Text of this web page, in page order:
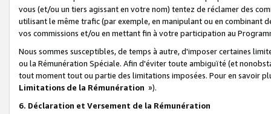
vous (et/ou un tiers agissant en votre nom) tentez de réclamer des
utilisant le même trafic (par exemple, en manipulant ou en combinant
vos commissions et/ou en mettant fin à votre participation au
Nous sommes susceptibles, de temps à autre, d'imposer certaines
ou la Rémunération Spéciale. Afin d'éviter toute ambiguïté (et
tout moment tout ou partie des limitations imposées. Pour en savoir
Limitations de la Rémunération »).
6. Déclaration et Versement de la Rémunération